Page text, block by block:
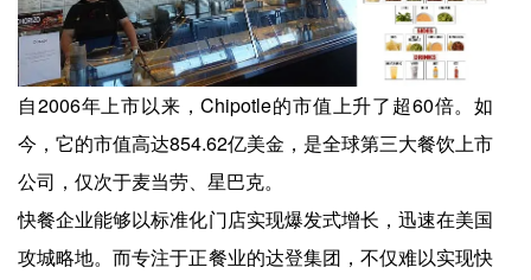
自2006年上市以来，Chipotle的市值上升了超60倍。如
今，它的市值高达854.62亿美金，是全球第三大餐饮上市
公司，仅次于麦当劳、星巴克。
快餐企业能够以标准化门店实现爆发式增长，迅速在美国
攻城略地。而专注于正餐业的达登集团，不仅难以实现快